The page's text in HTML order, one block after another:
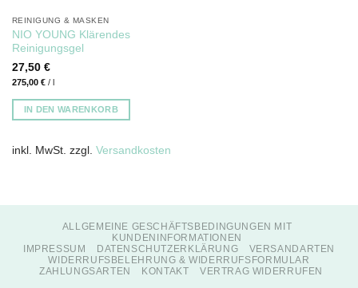
REINIGUNG & MASKEN
NIO YOUNG Klärendes
Reinigungsgel
27,50 €
275,00 €/ l
IN DEN WARENKORB
inkl. MwSt. zzgl. Versandkosten
ALLGEMEINE GESCHÄFTSBEDINGUNGEN MIT
KUNDENINFORMATIONEN
IMPRESSUM
DATENSCHUTZERKLÄRUNG
VERSANDARTEN
WIDERRUFSBELEHRUNG & WIDERRUFSFORMULAR
ZAHLUNGSARTEN
KONTAKT VERTRAG WIDERRUFEN